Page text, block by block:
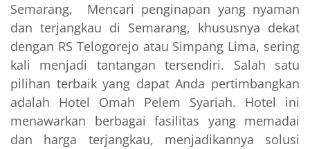
Semarang, Mencari penginapan yang nyaman
dan terjangkau di Semarang, khususnya dekat
dengan RS Telogorejo atau Simpang Lima, sering
kali menjadi tantangan tersendiri. Salah satu
pilihan terbaik yang dapat Anda pertimbangkan
adalah Hotel Omah Pelem Syariah. Hotel ini
menawarkan berbagai fasilitas yang memadai
dan harga terjangkau, menjadikannya solusi